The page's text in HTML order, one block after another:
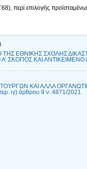
περί επιλογής
ΕΘΝΙΚΗΣ ΣΧΟΛΗΣ
ΣΚΟΠΟΣ ΚΑΙ ΑΝΤΙΚΕΙΜΕΝΟ
ΚΑΙ ΑΛΛΑ
ιγ) άρθρου 9 ν. 4871/2021